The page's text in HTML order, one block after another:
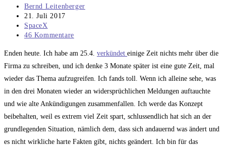
Beitrags-
Autor:
Bernd Leitenberger
Beitrag
veröffentlicht:
21. Juli 2017
Beitrags-
Kategorie:
SpaceX
Beitrags-
46 Kommentare
Enden heute. Ich habe am 25.4. verkündet einige Zeit nichts mehr über die
Firma zu schreiben, und ich denke 3 Monate später ist eine gute Zeit, mal
wieder das Thema aufzugreifen. Ich fands toll. Wenn ich alleine sehe, was
in den drei Monaten wieder an widersprüchlichen Meldungen auftauchte
und wie alte Ankündigungen zusammenfallen. Ich werde das Konzept
beibehalten, weil es extrem viel Zeit spart, schlussendlich hat sich an der
grundlegenden Situation, nämlich dem, dass sich andauernd was ändert und
es nicht wirkliche harte Fakten gibt, nichts geändert. Ich bin für das